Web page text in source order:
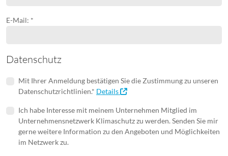
E-Mail: *
Datenschutz
Mit Ihrer Anmeldung bestätigen Sie die Zustimmung zu unseren
Datenschutzrichtlinien.* Details
Ich habe Interesse mit meinem Unternehmen Mitglied im
Unternehmensnetzwerk Klimaschutz zu werden. Senden Sie mir
gerne weitere Information zu den Angeboten und Möglichkeiten
im Netzwerk zu.